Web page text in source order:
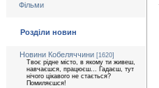
Фільми
Розділи новин
Новини Кобеляччини [1620]
Твоє рідне місто, в якому ти живеш,
навчаєшся, працюєш... Гадаєш, тут
нічого цікавого не стається?
Помиляєшся!